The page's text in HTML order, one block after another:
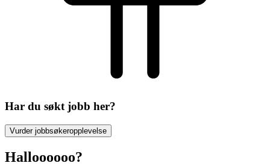
Har du søkt jobb her?
Vurder jobbsøkeropplevelse
Halloooooo?